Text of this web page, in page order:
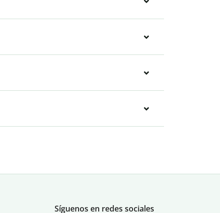
Síguenos en redes sociales